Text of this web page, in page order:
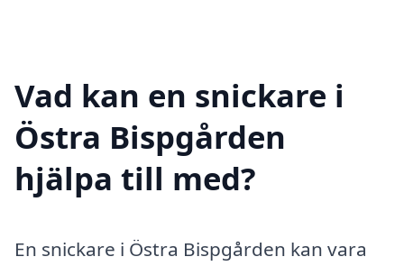
Vad kan en snickare i
Östra Bispgården
hjälpa till med?
En snickare i Östra Bispgården kan vara